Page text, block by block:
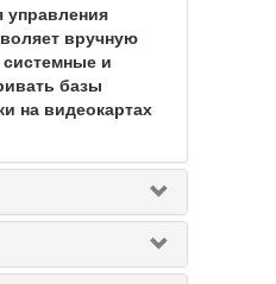
управления
вручную
системные и
базы
на видеокартах